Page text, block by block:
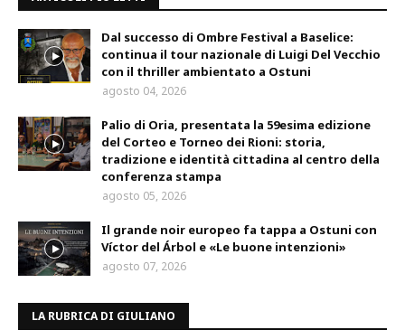
Dal successo di Ombre Festival a Baselice:
continua il tour nazionale di Luigi Del Vecchio
con il thriller ambientato a Ostuni
agosto 04, 2026
Palio di Oria, presentata la 59esima edizione
del Corteo e Torneo dei Rioni: storia,
tradizione e identità cittadina al centro della
conferenza stampa
agosto 05, 2026
Il grande noir europeo fa tappa a Ostuni con
Víctor del Árbol e «Le buone intenzioni»
agosto 07, 2026
LA RUBRICA DI GIULIANO